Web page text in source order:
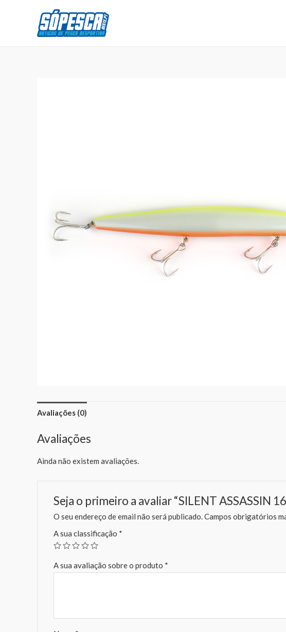
Avaliações (0)
Avaliações
Ainda não existem avaliações.
Seja o primeiro a avaliar “SILENT ASSASSIN
O seu endereço de email não será publicado.Campos obrigatórios
A sua classificação *
A sua avaliação sobre o produto *